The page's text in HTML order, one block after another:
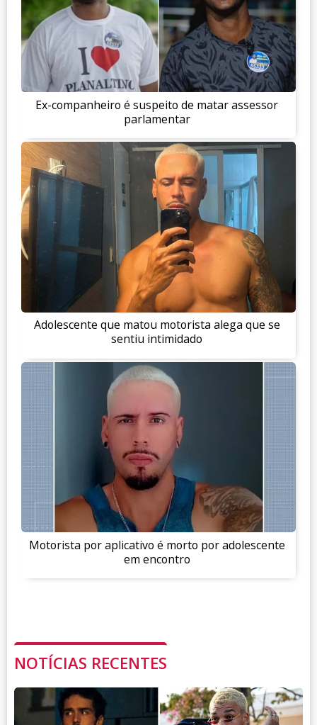
Ex-companheiro é suspeito de matar assessor
parlamentar
Adolescente que matou motorista alega que se
sentiu intimidado
Motorista por aplicativo é morto por adolescente
em encontro
NOTÍCIAS RECENTES